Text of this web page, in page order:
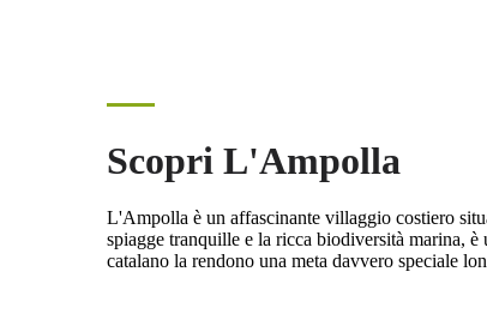
Scopri L'Ampolla
L'Ampolla è un affascinante villaggio costiero
spiagge tranquille e la ricca biodiversità marina,
catalano la rendono una meta davvero speciale